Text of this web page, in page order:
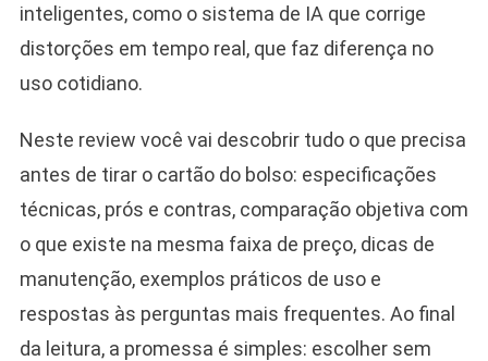
inteligentes, como o sistema de IA que corrige
distorções em tempo real, que faz diferença no
uso cotidiano.
Neste review você vai descobrir tudo o que precisa
antes de tirar o cartão do bolso: especificações
técnicas, prós e contras, comparação objetiva com
o que existe na mesma faixa de preço, dicas de
manutenção, exemplos práticos de uso e
respostas às perguntas mais frequentes. Ao final
da leitura, a promessa é simples: escolher sem